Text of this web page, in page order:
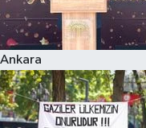
Ankara